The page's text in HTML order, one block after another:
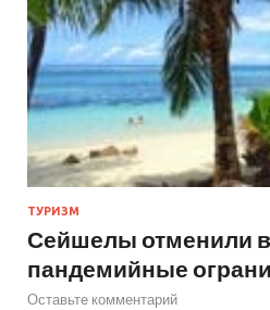
ТУРИЗМ
Сейшелы отменили
пандемийные
Оставьте комментарий